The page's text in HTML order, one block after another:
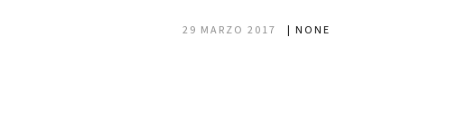
29 MARZO 2017 | NONE